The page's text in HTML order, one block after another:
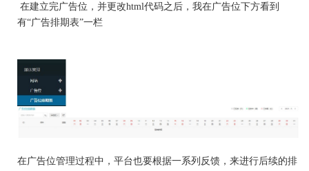
在建立完广告位，并更改html代码之后，我在广告位下方看到
有“广告排期表”一栏
在广告位管理过程中，平台也要根据一系列反馈，来进行后续的排